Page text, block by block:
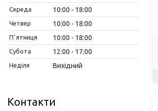
Середа 10:00 18:00
Четвер 10:00 18:00
Пʼятниця 10:00 18:00
Субота 12:00 17:00
Неділя Вихідний
Контакти